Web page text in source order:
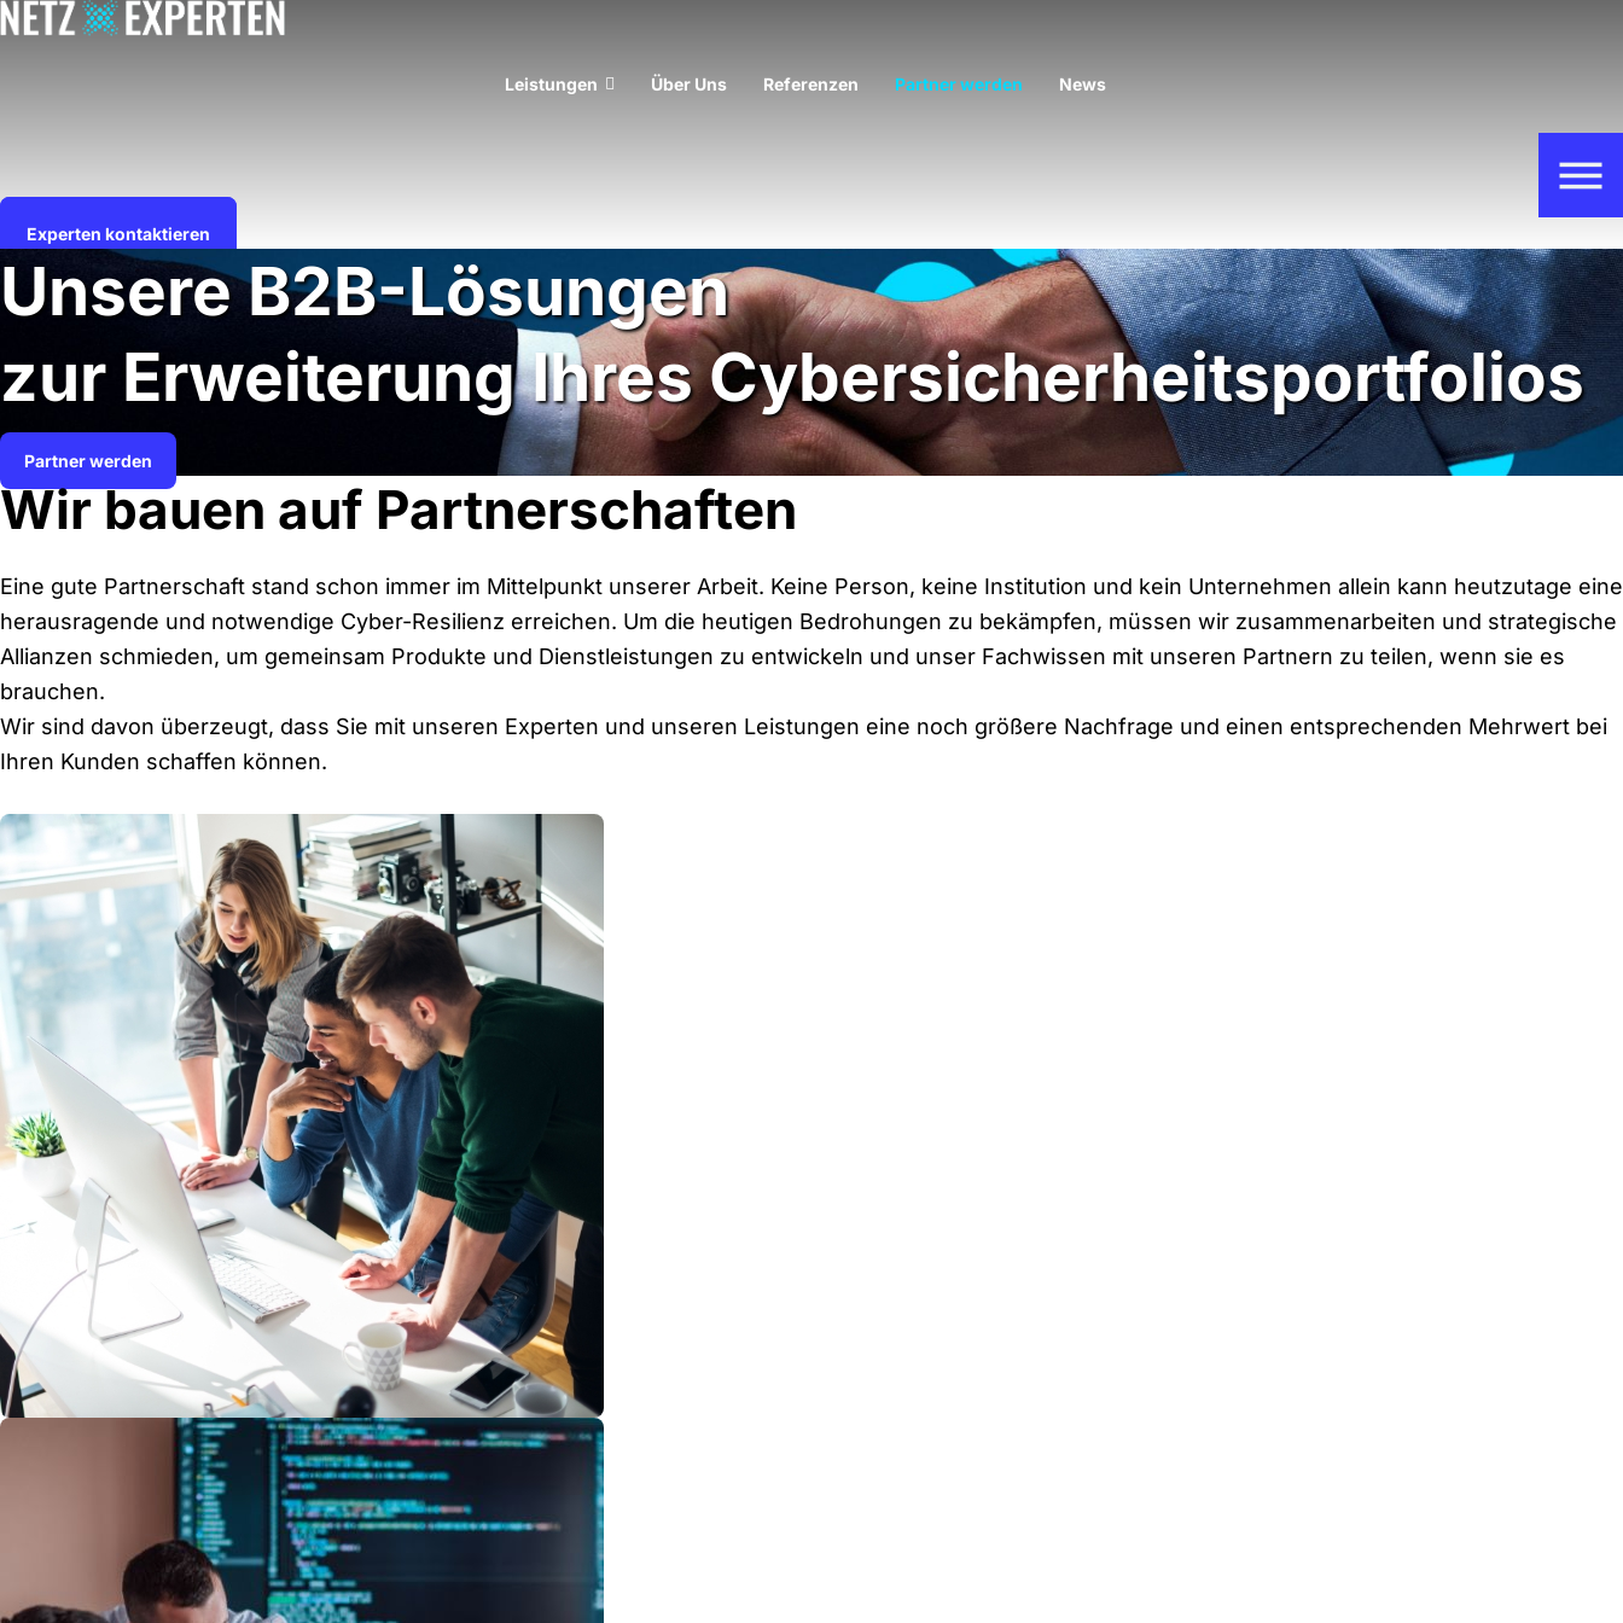
Skip
Leistungen Über Uns Referenzen Partner werden News
Experten kontaktieren
Unsere B2B-Lösungen
zur Erweiterung Ihres Cybersicherheitsportfolios
Partner werden
Wir bauen auf Partnerschaften
Eine gute Partnerschaft stand schon immer im Mittelpunkt unserer Arbeit. Keine Person, keine Institution und kein Unternehmen allein kann heutzutage eine
herausragende und notwendige Cyber-Resilienz erreichen. Um die heutigen Bedrohungen zu bekämpfen, müssen wir zusammenarbeiten und strategische
Allianzen schmieden, um gemeinsam Produkte und Dienstleistungen zu entwickeln und unser Fachwissen mit unseren Partnern zu teilen, wenn sie es
brauchen.
Wir sind davon überzeugt, dass Sie mit unseren Experten und unseren Leistungen eine noch größere Nachfrage und einen entsprechenden Mehrwert bei
Ihren Kunden schaffen können.